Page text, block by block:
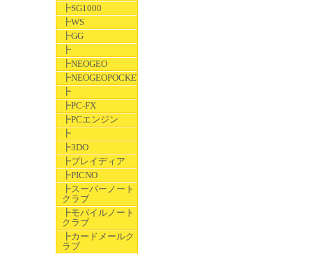
┣SG1000
┣WS
┣GG
┣
┣NEOGEO
┣NEOGEOPOCKET
┣
┣PC-FX
┣PCエンジン
┣
┣3DO
┣プレイディア
┣PICNO
┣スーパーノート
クラブ
┣モバイルノート
クラブ
┣カードメールク
ラブ